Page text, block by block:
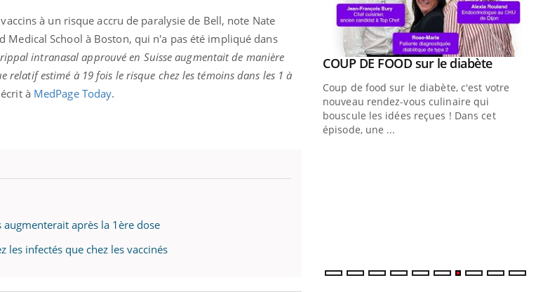
à un risque accru de paralysie de Bell, note Nate
Medical School à Boston, qui n'a pas été impliqué dans
intranasal approuvé en Suisse augmentait de manière
estimé à 19 fois le risque chez les témoins dans les 1 à
à MedPage Today.
après la 1ère dose
les infectés que chez les vaccinés
2026Youtube
et, pour de
atteintes de
Youtube
Un « jumeau numérique » pour
faciliter l’accès à la médecine
Youtube
COUP DE FOOD sur le diabèteYoutube
Coup de food sur le diabète, c'est votre
nouveau rendez-vous culinaire qui
bouscule les idées reçues ! Dans cet
épisode, une ...